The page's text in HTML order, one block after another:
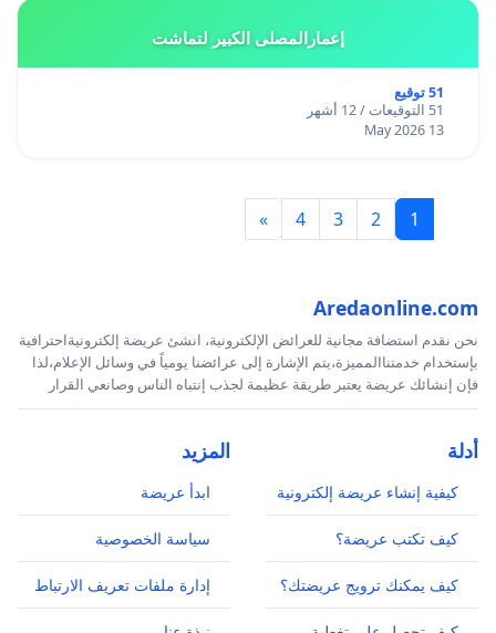
إعمارالمصلى الكبير لتماشت
51 توقيع
51 التوقيعات / 12 أشهر
13 May 2026
1
2
3
4
»
Aredaonline.com
نحن نقدم استضافة مجانية للعرائض الإلكترونية، انشئ عريضة إلكترونيةاحترافية
بإستخدام خدمتناالمميزة،يتم الإشارة إلى عرائضنا يومياً في وسائل الإعلام،لذا
فإن إنشائك عريضة يعتبر طريقة عظيمة لجذب إنتباه الناس وصانعي القرار
أدلة
كيفية إنشاء عريضة إلكترونية
كيف تكتب عريضة؟
كيف يمكنك ترويج عريضتك؟
المزيد
ابدأ عريضة
سياسة الخصوصية
إدارة ملفات تعريف الارتباط